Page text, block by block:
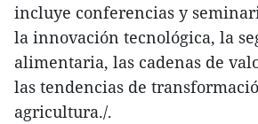
incluye conferencias y
la innovación tecnológica, la
alimentaria, las cadenas de
las tendencias de
agricultura./.